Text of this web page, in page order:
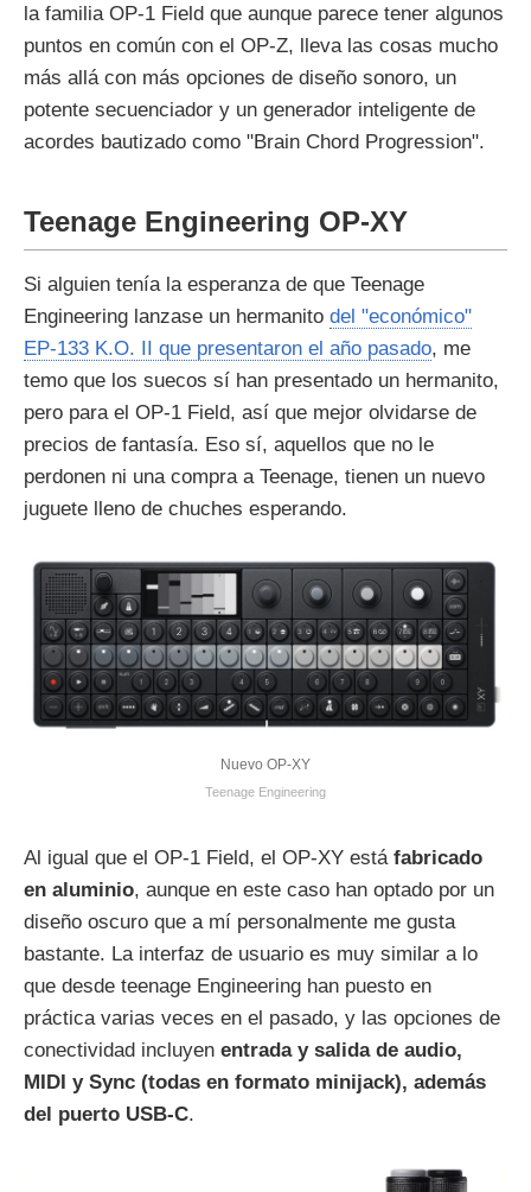
la familia OP-1 Field que aunque parece tener algunos
puntos en común con el OP-Z, lleva las cosas mucho
más allá con más opciones de diseño sonoro, un
potente secuenciador y un generador inteligente de
acordes bautizado como "Brain Chord Progression".
Teenage Engineering OP-XY
Si alguien tenía la esperanza de que Teenage
Engineering lanzase un hermanito del "económico"
EP-133 K.O. II que presentaron el año pasado, me
temo que los suecos sí han presentado un hermanito,
pero para el OP-1 Field, así que mejor olvidarse de
precios de fantasía. Eso sí, aquellos que no le
perdonen ni una compra a Teenage, tienen un nuevo
juguete lleno de chuches esperando.
Nuevo OP-XY
Teenage Engineering
Al igual que el OP-1 Field, el OP-XY está fabricado
en aluminio, aunque en este caso han optado por un
diseño oscuro que a mí personalmente me gusta
bastante. La interfaz de usuario es muy similar a lo
que desde teenage Engineering han puesto en
práctica varias veces en el pasado, y las opciones de
conectividad incluyen entrada y salida de audio,
MIDI y Sync (todas en formato minijack), además
del puerto USB-C.